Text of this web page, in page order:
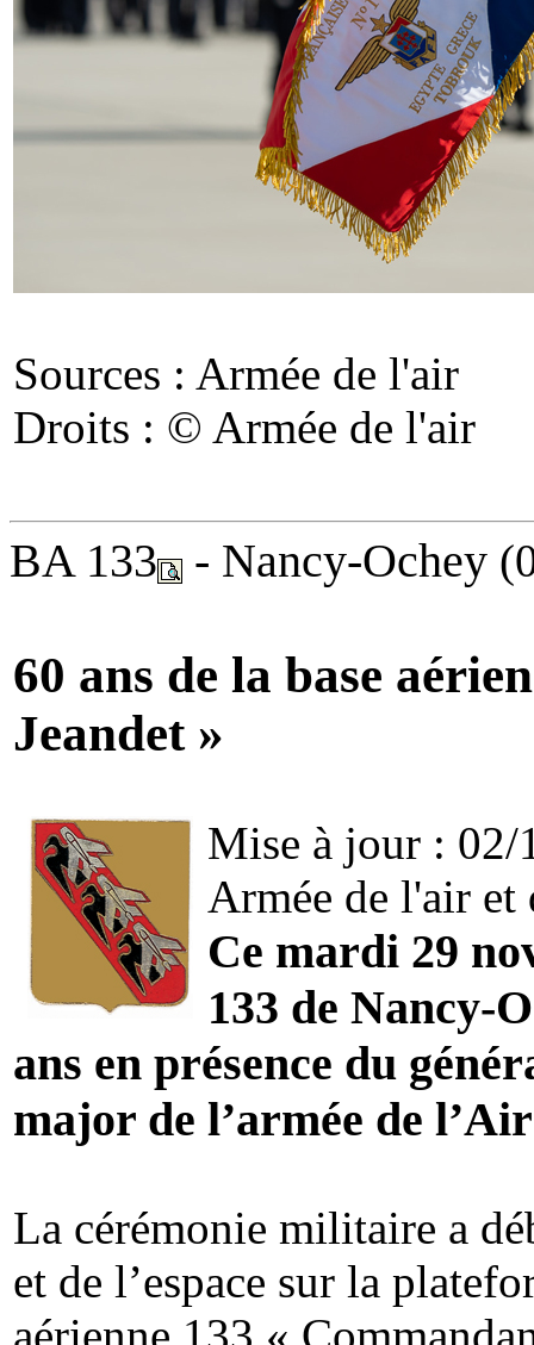
Sources : Armée de l'air
Droits : © Armée de l'air
BA 133 - Nancy-Ochey
60 ans de la base
Jeandet »
Mise à jour :
Armée de l'air et
Ce mardi 29
133 de Nancy-
ans en présence du
major de l’armée de
La cérémonie militaire a
et de l’espace sur la